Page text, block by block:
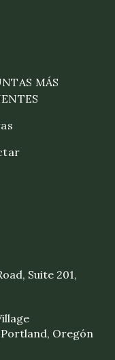
MÁS
Suite 201,
Portland, Oregón